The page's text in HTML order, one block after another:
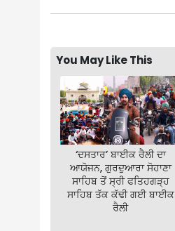
You May Like This
‘ਦਸਤਾਰ’ ਬਾਈਕ ਰੈਲੀ ਦਾ
ਆਯੋਜਨ, ਗੁਰਦੁਆਰਾ ਸੋਹਾਣਾ
ਸਾਹਿਬ ਤੋਂ ਸ੍ਰੀ ਫਤਿਹਗੜ੍ਹ
ਸਾਹਿਬ ਤੱਕ ਕੱਢੀ ਗਈ ਬਾਈਕ
ਰੈਲੀ